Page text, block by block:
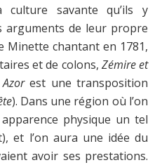
culture savante qu’ils y
arguments de leur propre
Minette chantant en 1781,
et de colons, Zémire et
est une transposition
). Dans une région où l’on
physique un tel
et l’on aura une idée du
avoir ses prestations.